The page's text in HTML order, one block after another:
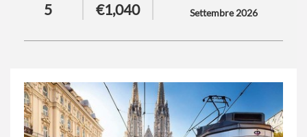
Uno stupefacente equilibrio tra l’uomo e l’ambiente
Trattamento: Pensione completa con bevande
5 €1,040
Settembre 2026